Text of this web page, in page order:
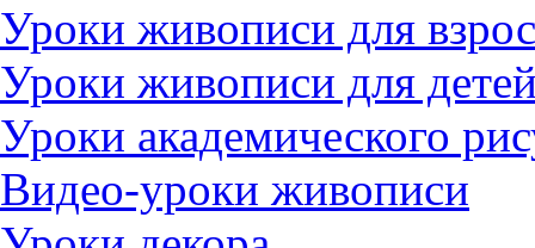
Уроки живописи для
Уроки живописи для
Уроки академического
Видео-уроки живописи